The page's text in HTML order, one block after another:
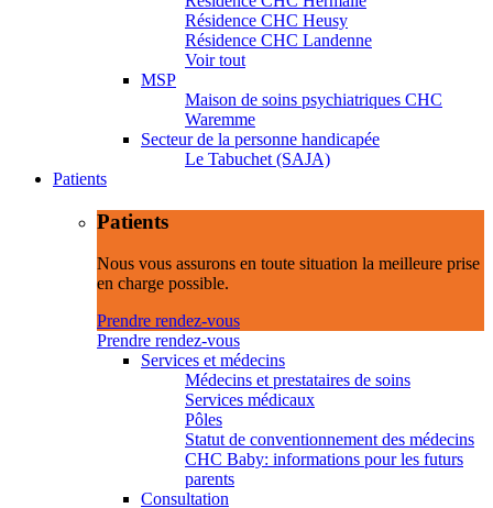
Résidence CHC Heusy
Résidence CHC Landenne
Voir tout
MSP
Maison de soins psychiatriques CHC
Waremme
Secteur de la personne handicapée
Le Tabuchet (SAJA)
Patients
Patients
Nous vous assurons en toute situation la meilleure prise
en charge possible.
Prendre rendez-vous
Prendre rendez-vous
Services et médecins
Médecins et prestataires de soins
Services médicaux
Pôles
Statut de conventionnement des médecins
CHC Baby: informations pour les futurs
parents
Consultation